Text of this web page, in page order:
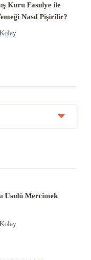
Kuru Fasulye ile
Nasıl Pişirilir?
Kolay
Usulü Mercimek
Kolay